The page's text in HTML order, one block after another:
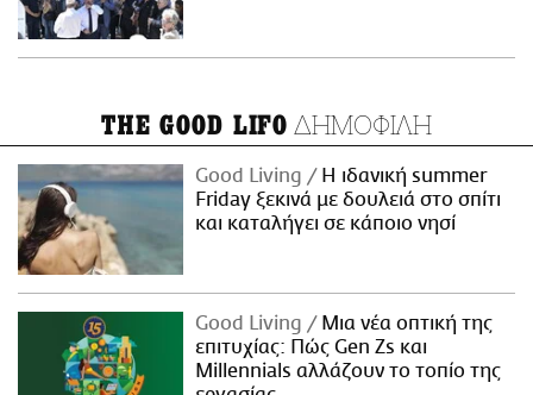
THE GOOD LIFO ΔΗΜΟΦΙΛΗ
Good Living
Η ιδανική summer
Friday ξεκινά με δουλειά στο σπίτι
και καταλήγει σε κάποιο νησί
Good Living
Μια νέα οπτική της
επιτυχίας: Πώς Gen Zs και
Millennials αλλάζουν το τοπίο της